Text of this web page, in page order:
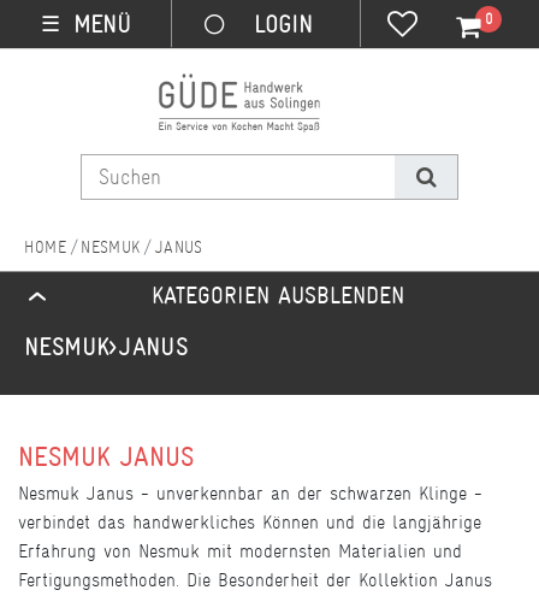
☰ MENÜ 0
NESMUK JANUS
KATEGORIEN AUSBLENDEN
NESMUK JANUS
NESMUK JANUS
Nesmuk Janus - unverkennbar an der schwarzen Klinge -
verbindet das handwerkliches Können und die langjährige
Erfahrung von Nesmuk mit modernsten Materialien und
Fertigungsmethoden. Die Besonderheit der Kollektion Janus